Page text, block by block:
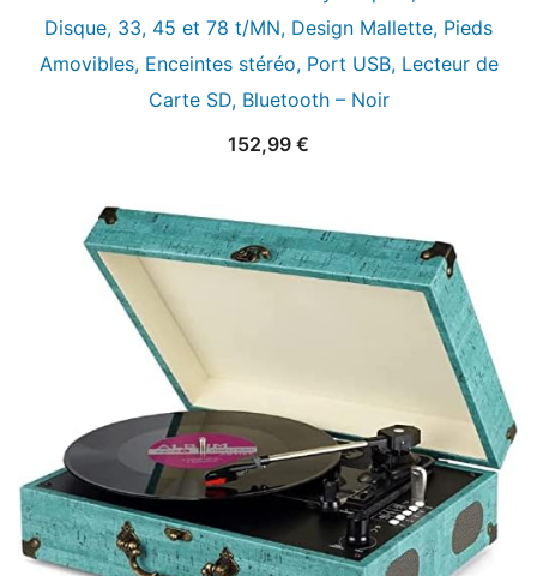
Disque, 33, 45 et 78 t/MN, Design Mallette, Pieds
Amovibles, Enceintes stéréo, Port USB, Lecteur de
Carte SD, Bluetooth – Noir
152,99 €